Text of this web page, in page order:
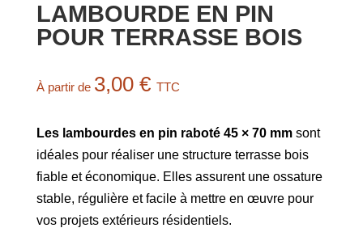
LAMBOURDE EN PIN
POUR TERRASSE BOIS
À partir de 3,00 € TTC
Les lambourdes en pin raboté 45 × 70 mmsont
idéales pour réaliser une structure terrasse bois
fiable et économique. Elles assurent une ossature
stable, régulière et facile à mettre en œuvre pour
vos projets extérieurs résidentiels.